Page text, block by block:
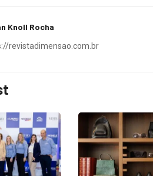
Knoll Rocha
revistadimensao.com.br